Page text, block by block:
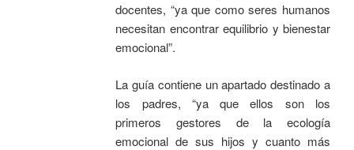
docentes, “ya que como seres humanos
necesitan encontrar equilibrio y bienestar
emocional”.
La guía contiene un apartado destinado a
los padres, “ya que ellos son los
primeros gestores de la ecología
emocional de sus hijos y cuanto más